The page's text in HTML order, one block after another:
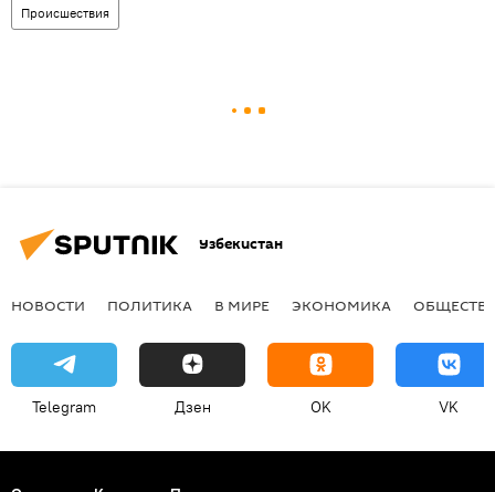
Происшествия
Узбекистан
НОВОСТИ ПОЛИТИКА В МИРЕ ЭКОНОМИКА
Telegram Дзен OK VK